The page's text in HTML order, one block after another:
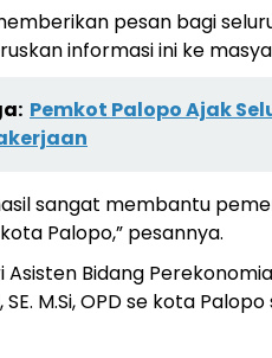
pesan bagi
informasi ini ke
Pemkot Palopo Ajak
sangat membantu
Palopo,” pesannya.
Asisten Bidang
SE. M.Si, OPD se kota